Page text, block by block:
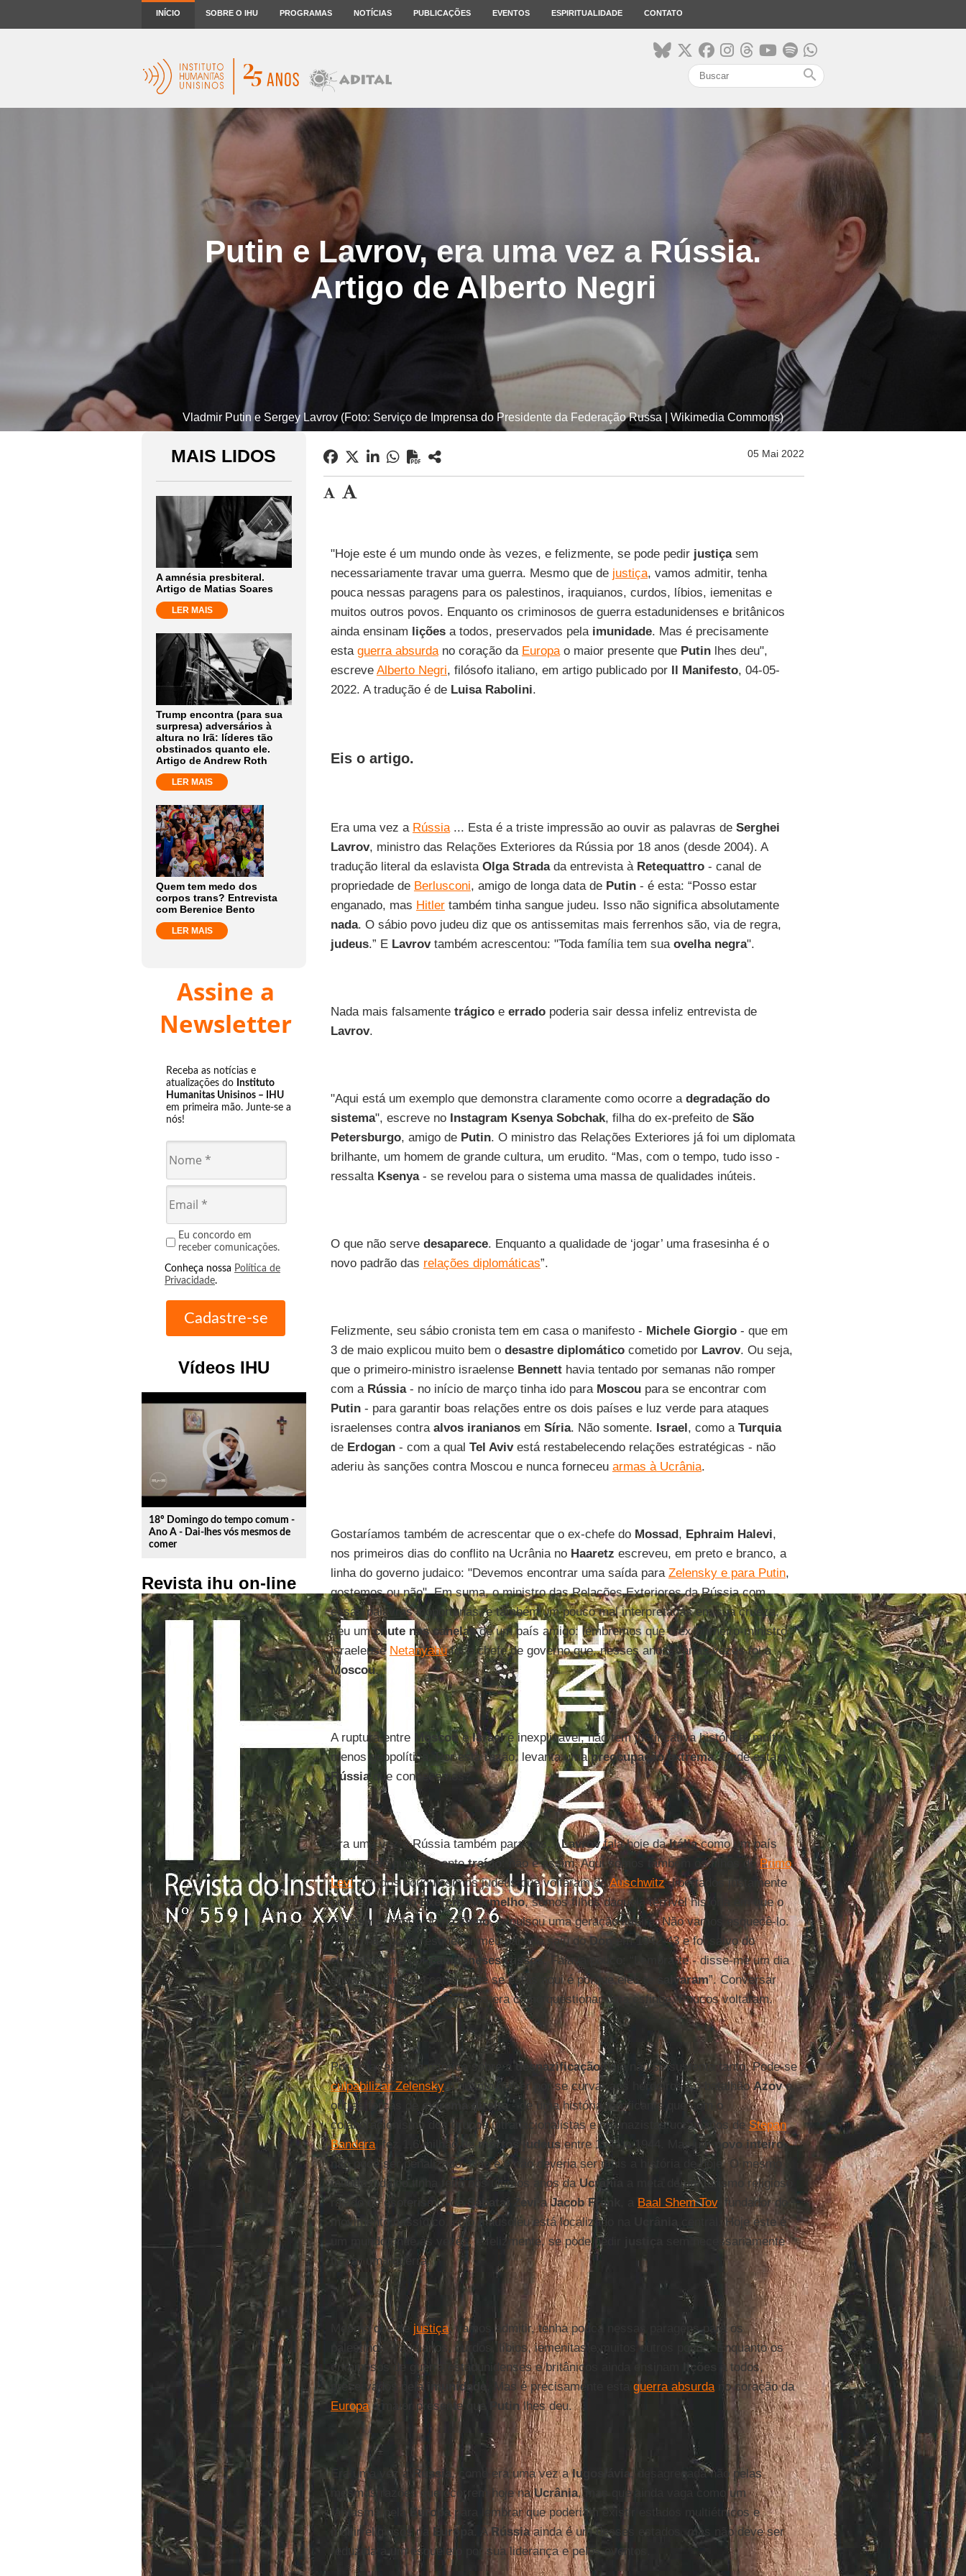
INÍCIO SOBRE O IHU PROGRAMAS NOTÍCIAS PUBLICAÇÕES EVENTOS ESPIRITUALIDADE CONTATO
search
Putin e Lavrov, era uma vez a Rússia.
Artigo de Alberto Negri
Vladmir Putin e Sergey Lavrov (Foto: Serviço de Imprensa do Presidente da Federação Russa | Wikimedia Commons)
MAIS LIDOS
A amnésia presbiteral.
Artigo de Matias Soares
LER MAIS
Trump encontra (para sua
surpresa) adversários à
altura no Irã: líderes tão
obstinados quanto ele.
Artigo de Andrew Roth
LER MAIS
Quem tem medo dos
corpos trans? Entrevista
com Berenice Bento
LER MAIS
Assine a
Newsletter
Receba as notícias e
atualizações do Instituto
Humanitas Unisinos – IHU
em primeira mão. Junte-se a
nós!
Eu concordo em
receber comunicações.
Conheça nossa Política de
Privacidade.
Vídeos IHU
play_circle_outline
18º Domingo do tempo comum -
Ano A - Dai-lhes vós mesmos de
comer
Revista ihu on-line
05 Mai 2022
"Hoje este é um mundo onde às vezes, e felizmente, se pode pedir justiçasem
necessariamente travar uma guerra. Mesmo que de justiça, vamos admitir, tenha
pouca nessas paragens para os palestinos, iraquianos, curdos, líbios, iemenitas e
muitos outros povos. Enquanto os criminosos de guerra estadunidenses e britânicos
ainda ensinam liçõesa todos, preservados pela imunidade. Mas é precisamente
esta guerra absurdano coração da Europao maior presente que Putinlhes deu",
escreve Alberto Negri, filósofo italiano, em artigo publicado por Il Manifesto, 04-05-
2022. A tradução é de Luisa Rabolini.
Eis o artigo.
Era uma vez a Rússia... Esta é a triste impressão ao ouvir as palavras de Serghei
Lavrov, ministro das Relações Exteriores da Rússia por 18 anos (desde 2004). A
tradução literal da eslavista Olga Stradada entrevista à Retequattro- canal de
propriedade de Berlusconi, amigo de longa data de Putin- é esta: “Posso estar
enganado, mas Hitlertambém tinha sangue judeu. Isso não significa absolutamente
nada. O sábio povo judeu diz que os antissemitas mais ferrenhos são, via de regra,
judeus.” E Lavrovtambém acrescentou: "Toda família tem sua ovelha negra".
Nada mais falsamente trágicoe erradopoderia sair dessa infeliz entrevista de
Lavrov.
"Aqui está um exemplo que demonstra claramente como ocorre a degradação do
sistema", escreve no Instagram Ksenya Sobchak, filha do ex-prefeito de São
Petersburgo, amigo de Putin. O ministro das Relações Exteriores já foi um diplomata
brilhante, um homem de grande cultura, um erudito. “Mas, com o tempo, tudo isso -
ressalta Ksenya- se revelou para o sistema uma massa de qualidades inúteis.
O que não serve desaparece. Enquanto a qualidade de ‘jogar’ uma frasesinha é o
novo padrão das relações diplomáticas”.
Felizmente, seu sábio cronista tem em casa o manifesto - Michele Giorgio- que em
3 de maio explicou muito bem o desastre diplomáticocometido por Lavrov. Ou seja,
que o primeiro-ministro israelense Bennetthavia tentado por semanas não romper
com a Rússia- no início de março tinha ido para Moscoupara se encontrar com
Putin- para garantir boas relações entre os dois países e luz verde para ataques
israelenses contra alvos iranianosem Síria. Não somente. Israel, como a Turquia
de Erdogan- com a qual Tel Avivestá restabelecendo relações estratégicas - não
aderiu às sanções contra Moscou e nunca forneceu armas à Ucrânia.
Gostaríamos também de acrescentar que o ex-chefe do Mossad, Ephraim Halevi,
nos primeiros dias do conflito na Ucrânia no Haaretz escreveu, em preto e branco, a
linha do governo judaico: "Devemos encontrar uma saída para Zelensky e para Putin,
gostemos ou não". Em suma, o ministro das Relações Exteriores da Rússia com
essas palavras inoportunas, e também um pouco mal interpretadas em sua crueza,
deu umchute nas canelasde um país amigo: lembremos que o ex-primeiro-ministro
israelense Netanyahufoi o chefe de governo que, nesses anos, várias vezes foi a
Moscou.
A ruptura entre MoscoueIsraelé inexplicável, não tem justificativa histórica, muito
menos geopolítica. Por esta razão, levanta umapreocupação extrema. Onde está a
Rússiaque conhecemos?
Era uma vez a Rússia também para nós...Lavrovfala hoje daItáliacomo um país
amigo pelo qual se sentetraído : não é assim. Aqui somos também os filhos dePrimo
Levi, um dos pouquíssimos judeus que voltaram deAuschwitz, libertados justamente
pelos russos doExército Vermelho, somos filhos daquela terrível história em que o
fascismo, aliado donazismo, expulsou uma geração inteira. Não vamos esquecê-lo.
Como não posso esquecer meu pai que saiu doDon
em 1942-43 e foi salvo do
congelamento porcamponeses russos
. Falava pouco: “Lembra-te - disse-me um dia
enquanto dirigia o carro - que se estás aqui é porque eles te
salvaram”. Conversar
com ele sobre esses eventos era como questionar uma esfinge. Poucos voltaram.
Por esta razão, a retórica sobre adesnazificaçãohoje não se sustenta tanto. Pode-se
culpabilizar Zelenskyo quanto quiser por se curvar aos herdeiros - o batalhãoAzove
outras forças de
extrema direita- de uma história terrificante que com o
colaboracionismo dos grupos ultranacionalistas e pró-nazistas ucranianos deStepan
Bandera, fez 1,6 milhão de mortos judeusentre 1941 e 1944. Mas um povo inteiro
não pode ser penalizado. Não é e não deveria ser mais a história de hoje. O mesmo
mundo judaico tinha feito nos últimos anos daUcrânia
a meta de um turismo religioso
raiado de esoterismo, deSabatai Zevi aJacob Frank Baal Shem Tov, fundador do
movimento hassídico, cujo mausoléu está localizado na
central. Hoje este é
um mundo onde às vezes, e felizmente, se pode pedir
sem necessariamente
travar uma guerra.
Mesmo que de justiça, vamos admitir, tenha pouca nessas paragens para os
palestinos, iraquianos, curdos, líbios, iemenitas e muitos outros povos. Enquanto os
criminosos de guerra estadunidenses e britânicos ainda ensinam
lições
a todos,
preservados pela
imunidade . Mas é precisamente esta guerra absurdano coração da
Europao maior presente que Putinlhes deu.
Era uma vez a Rússia , como era uma vez aIugoslávia , desagregada não pelas
mesmas razões que ocorrem hoje naUcrânia, mas que ainda vaga como um
fantasma pela Europapara lembrar que poderiam existir estados multiétnicos e
multirreligiosos naEuropa . ARússiaainda é um desses estados, mas não deve ser
reduzida a um esqueleto por sua liderança e pelos eventos.